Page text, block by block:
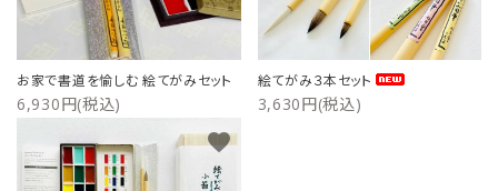
お家で書道を愉しむ 絵てがみセット
6,930円(税込)
絵てがみ３本セット
3,630円(税込)
favorite